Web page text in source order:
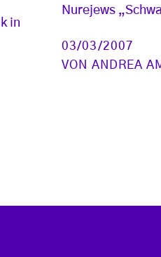
in
Nurejews
03/03/2007
VON ANDREA